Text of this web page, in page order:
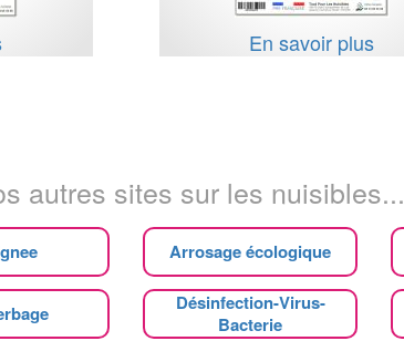
En savoir plus
autres sites sur les nuisibles...
Arrosage écologique
Désinfection-Virus-
Bacterie